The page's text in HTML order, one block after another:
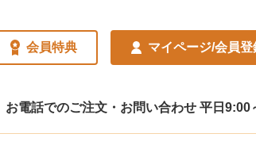
会員特典 マイページ/会員登
お電話でのご注文・お問い合わせ 平日9:00